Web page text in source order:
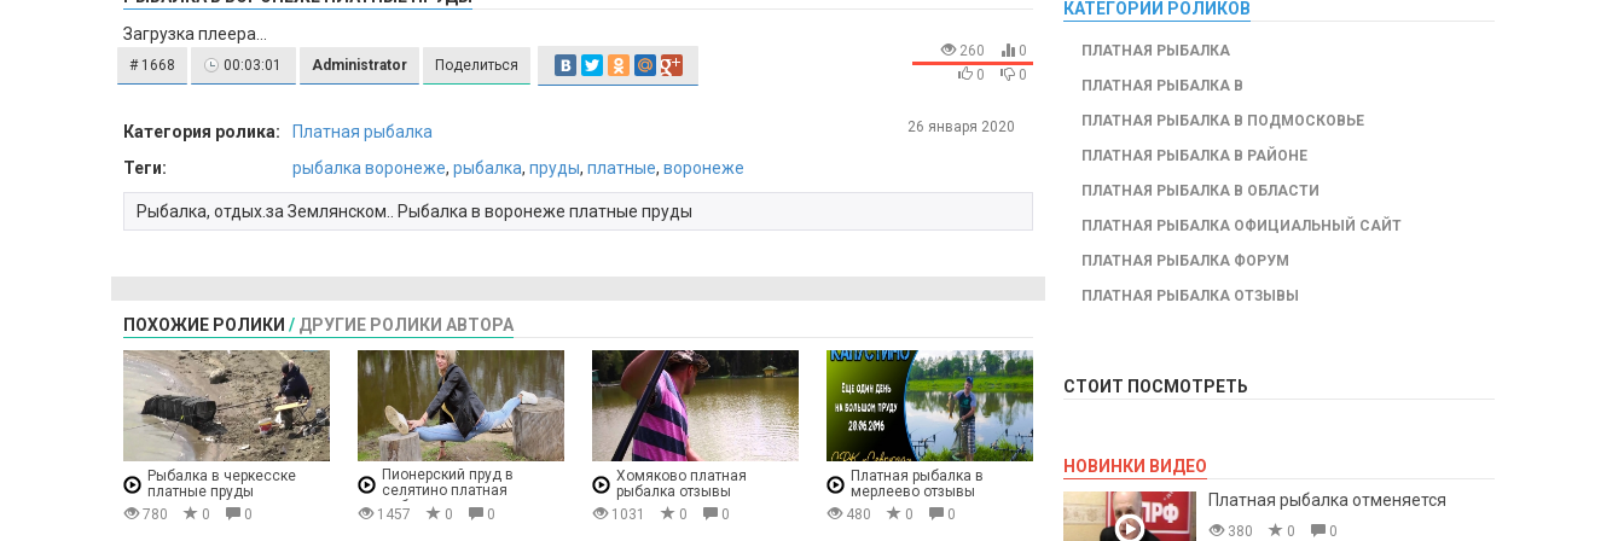
Загрузка плеера...
# 1668 00:03:01 Administrator Поделиться
260
0
0
0
Категория ролика:
Платная рыбалка
Теги:
рыбалка воронеже, рыбалка, пруды, платные, воронеже
Рыбалка, отдых.за Землянском.. Рыбалка в воронеже платные пруды
26 января 2020
ПОХОЖИЕ РОЛИКИ / ДРУГИЕ РОЛИКИ АВТОРА
Рыбалка в черкесске
платные пруды
780
0 0
Пионерский пруд в
селятино платная
рыбалка отзывы
1457 0 0
Хомяково платная
рыбалка отзывы
1031
0 0
Платная рыбалка в
мерлеево отзывы
480
0 0
КАТЕГОРИИ РОЛИКОВ
ПЛАТНАЯ РЫБАЛКА
ПЛАТНАЯ РЫБАЛКА В
ПЛАТНАЯ РЫБАЛКА В ПОДМОСКОВЬЕ
ПЛАТНАЯ РЫБАЛКА В РАЙОНЕ
ПЛАТНАЯ РЫБАЛКА В ОБЛАСТИ
ПЛАТНАЯ РЫБАЛКА ОФИЦИАЛЬНЫЙ САЙТ
ПЛАТНАЯ РЫБАЛКА ФОРУМ
ПЛАТНАЯ РЫБАЛКА ОТЗЫВЫ
СТОИТ ПОСМОТРЕТЬ
НОВИНКИ ВИДЕО
Платная рыбалка отменяется
380 0 0